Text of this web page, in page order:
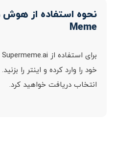
Meme
انتخاب دریافت خواهید کرد.